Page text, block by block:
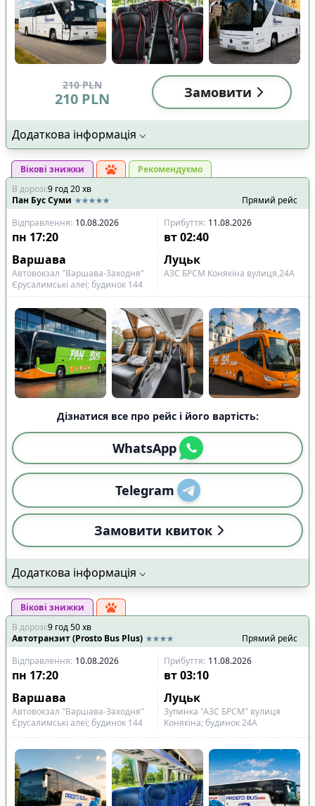
210 PLN
210 PLN Замовити
Додаткова інформація
Вікові знижки
Рекомендуємо
В дорозі:9 год20хв
Пан Бус Суми
Прямий рейс
Відправлення: 10.08.2026 Прибуття: 11.08.2026
пн 17:20 вт 02:40
Варшава
Луцьк
Автовокзал "Варшава-Заходня"
Єрусалимські алеї; будинок 144
АЗС БРСМ Конякіна вулиця,24А
Дізнатися все про рейс і його вартість:
WhatsApp
Telegram
Замовити квиток
Додаткова інформація
Вікові знижки
В дорозі:9 год50хв
Автотранзит (Prosto Bus Plus)
Прямий рейс
Відправлення: 10.08.2026 Прибуття: 11.08.2026
пн 17:20 вт 03:10
Варшава
Луцьк
Автовокзал "Варшава-Заходня"
Єрусалимські алеї; будинок 144
Зупинка "АЗС БРСМ" вулиця
Конякіна; будинок 24А